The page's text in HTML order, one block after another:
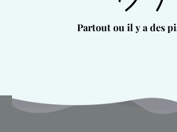
Partout ou il y a des